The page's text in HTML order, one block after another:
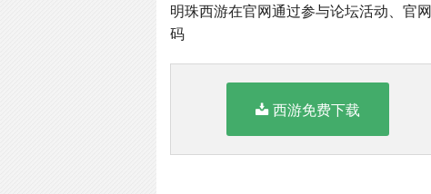
明珠西游在官网通过参与论坛活动、官
码
西游免费下载